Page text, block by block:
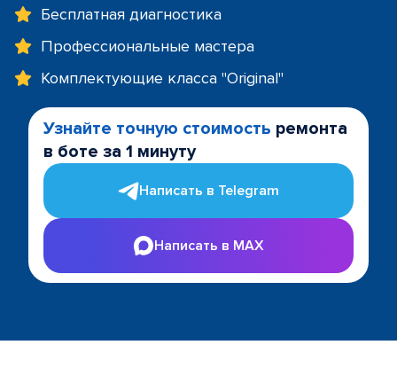
Бесплатная диагностика
Профессиональные мастера
Комплектующие класса "Original"
Узнайте точную стоимость ремонта
в боте за 1 минуту
Написать в Telegram
Написать в MAX